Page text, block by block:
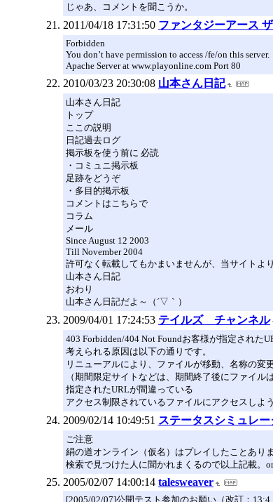
じゃあ、コメントを聞こうか。
2011/04/18 17:31:50 ファンタジーアース
Forbidden
You don’t have permission to access /fe/on this server.
Apache Server at www.playonline.com Port 80
2010/03/23 20:30:08 山本さん日記
山本さん日記
トップ
ここの説明
日記過去ログ
掲示板を使う前に 必読
・コミュニ掲示板
足跡をどうぞ
・多目的掲示板
コメントはこちらで
コラム
メール
Since August 12 2003
Till November 2004
許可なく転載してもかまいませんが、当サイトよ
山本さん日記
おわり
山本さん日記だよ～（´▽｀）
2009/04/01 17:24:53 テイルズ チャンネル
403 Forbidden/404 Not Foundお客様が指定された
考えられる原因は以下の通りです。
リニューアルにより、ファイルが移動、名称の変
（期間限定サイトなどは、期間終了後にファイル
指定されたURLが間違っている
アクセス制限されているファイルにアクセスしよ
2009/02/14 10:49:51 ステータスシミュレー
ご注意
絹の道オンライン（仮名）はプレイしたことあり
検索で見つけた人に聞かれまくるので以上記載。
2005/02/07 14:00:14 talesweaver
[2005/02/07]公開テスト参加のお願い（改訂：13:4